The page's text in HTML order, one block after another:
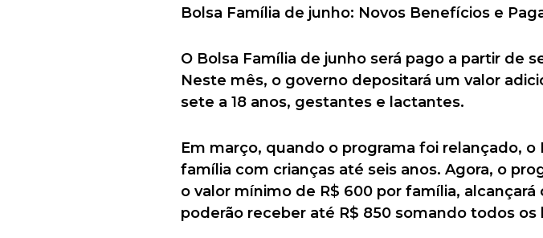
Bolsa Família de junho: Novos Benefícios e
O Bolsa Família de junho será pago a partir de
Neste mês, o governo depositará um valor
sete a 18 anos, gestantes e lactantes.
Em março, quando o programa foi relançado, o
família com crianças até seis anos. Agora, o
o valor mínimo de R$ 600 por família,
poderão receber até R$ 850 somando todos os